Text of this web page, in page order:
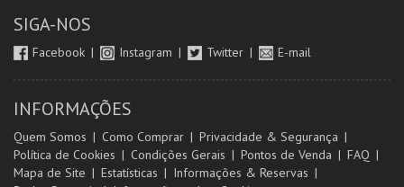
SIGA-NOS
Facebook Instagram Twitter E-mail
INFORMAÇÕES
Quem Somos Como Comprar
Privacidade & Segurança
Política de Cookies
Condições Gerais Pontos de Venda
FAQ
Mapa de Site
Estatísticas
Informações & Reservas